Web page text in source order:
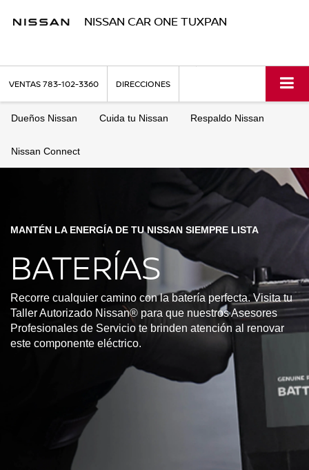
NISSAN CAR ONE TUXPAN
VENTAS783-102-3360 DIRECCIONES
Dueños Nissan Cuida tu Nissan Respaldo Nissan
Nissan Connect
MANTÉN LA ENERGÍA DE TU NISSAN SIEMPRE LISTA
BATERÍAS
Recorre cualquier camino con la batería perfecta. Visita tu
Taller Autorizado Nissan® para que nuestros Asesores
Profesionales de Servicio te brinden atención al renovar
este componente eléctrico.